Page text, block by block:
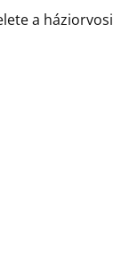
a háziorvosi